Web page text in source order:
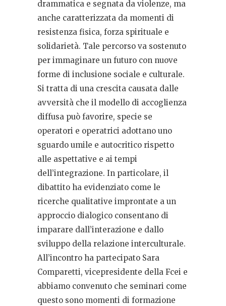
drammatica e segnata da violenze, ma
anche caratterizzata da momenti di
resistenza fisica, forza spirituale e
solidarietà. Tale percorso va sostenuto
per immaginare un futuro con nuove
forme di inclusione sociale e culturale.
Si tratta di una crescita causata dalle
avversità che il modello di accoglienza
diffusa può favorire, specie se
operatori e operatrici adottano uno
sguardo umile e autocritico rispetto
alle aspettative e ai tempi
dell’integrazione. In particolare, il
dibattito ha evidenziato come le
ricerche qualitative improntate a un
approccio dialogico consentano di
imparare dall’interazione e dallo
sviluppo della relazione interculturale.
All’incontro ha partecipato Sara
Comparetti, vicepresidente della Fcei e
abbiamo convenuto che seminari come
questo sono momenti di formazione